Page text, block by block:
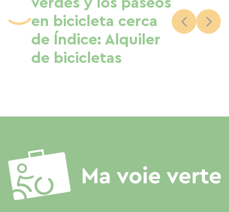
verdes y los paseos
en bicicleta cerca
de Índice: Alquiler
de bicicletas